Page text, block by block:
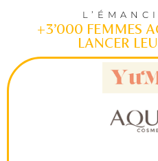
+3’000 FEMMES
LANCER